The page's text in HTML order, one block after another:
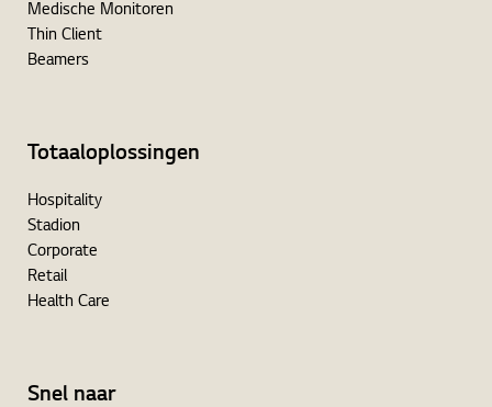
Medische Monitoren
Thin Client
Beamers
Totaaloplossingen
Hospitality
Stadion
Corporate
Retail
Health Care
Snel naar